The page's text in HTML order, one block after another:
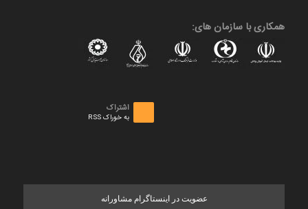
همکاری با سازمان های:
اشتراک
به خوراک RSS
عضویت در اینستاگرام مشاورانه